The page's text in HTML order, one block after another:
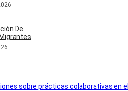
De
sobre prácticas colaborativas en el